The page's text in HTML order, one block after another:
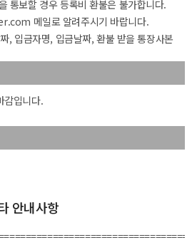
통보할 경우 등록비 환불은 불가합니다.
메일로 알려주시기 바랍니다.
, 입금자명, 입금날짜, 환불 받을 통장사본
감입니다.
안내사항